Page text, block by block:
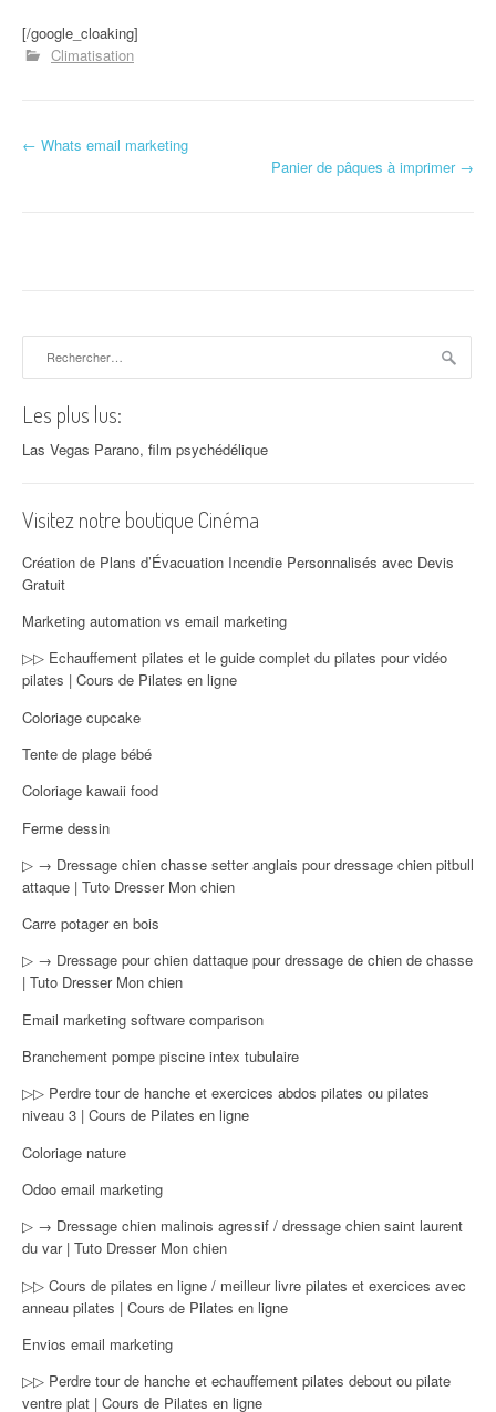
[/google_cloaking]
Climatisation
Navigation d'article
← Whats email marketing
Panier de pâques à imprimer →
Les plus lus:
Las Vegas Parano, film psychédélique
Visitez notre boutique Cinéma
Création de Plans d’Évacuation Incendie Personnalisés avec Devis
Gratuit
Marketing automation vs email marketing
▷▷ Echauffement pilates et le guide complet du pilates pour vidéo
pilates | Cours de Pilates en ligne
Coloriage cupcake
Tente de plage bébé
Coloriage kawaii food
Ferme dessin
▷ → Dressage chien chasse setter anglais pour dressage chien pitbull
attaque | Tuto Dresser Mon chien
Carre potager en bois
▷ → Dressage pour chien dattaque pour dressage de chien de chasse
| Tuto Dresser Mon chien
Email marketing software comparison
Branchement pompe piscine intex tubulaire
▷▷ Perdre tour de hanche et exercices abdos pilates ou pilates
niveau 3 | Cours de Pilates en ligne
Coloriage nature
Odoo email marketing
▷ → Dressage chien malinois agressif / dressage chien saint laurent
du var | Tuto Dresser Mon chien
▷▷ Cours de pilates en ligne / meilleur livre pilates et exercices avec
anneau pilates | Cours de Pilates en ligne
Envios email marketing
▷▷ Perdre tour de hanche et echauffement pilates debout ou pilate
ventre plat | Cours de Pilates en ligne